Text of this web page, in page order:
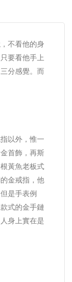
不看他的身
要看他手上
分感覺。而
以外，惟一
首飾，再斯
黃魚老板式
金戒指，他
是手表例
式的金手鏈
身上實在是